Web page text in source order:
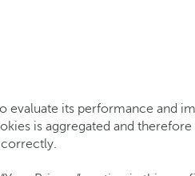
evaluate its performance and
is aggregated and